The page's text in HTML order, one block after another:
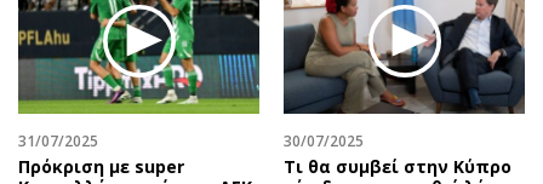
31/07/2025
Πρόκριση με super
30/07/2025
Τι θα συμβεί στην Κύπρο